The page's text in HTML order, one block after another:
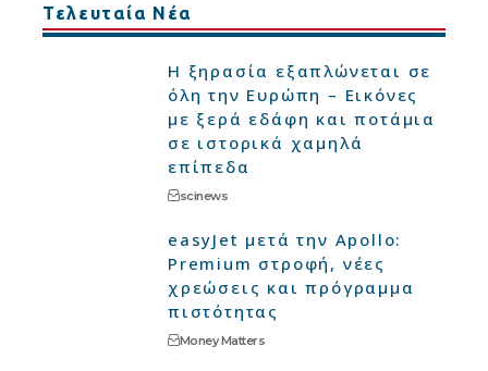
Τελευταία Νέα
Η ξηρασία εξαπλώνεται σε
όλη την Ευρώπη – Εικόνες
με ξερά εδάφη και ποτάμια
σε ιστορικά χαμηλά
επίπεδα
scinews
easyJet μετά την Apollo:
Premium στροφή, νέες
χρεώσεις και πρόγραμμα
πιστότητας
Money Matters